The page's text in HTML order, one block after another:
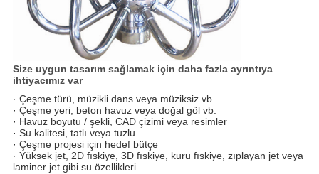
Size uygun tasarım sağlamak için daha fazla ayrıntıya
ihtiyacımız var
· Çeşme türü, müzikli dans veya müziksiz vb.
· Çeşme yeri, beton havuz veya doğal göl vb.
· Havuz boyutu / şekli, CAD çizimi veya resimler
· Su kalitesi, tatlı veya tuzlu
· Çeşme projesi için hedef bütçe
· Yüksek jet, 2D fıskiye, 3D fıskiye, kuru fıskiye, zıplayan jet veya
laminer jet gibi su özellikleri